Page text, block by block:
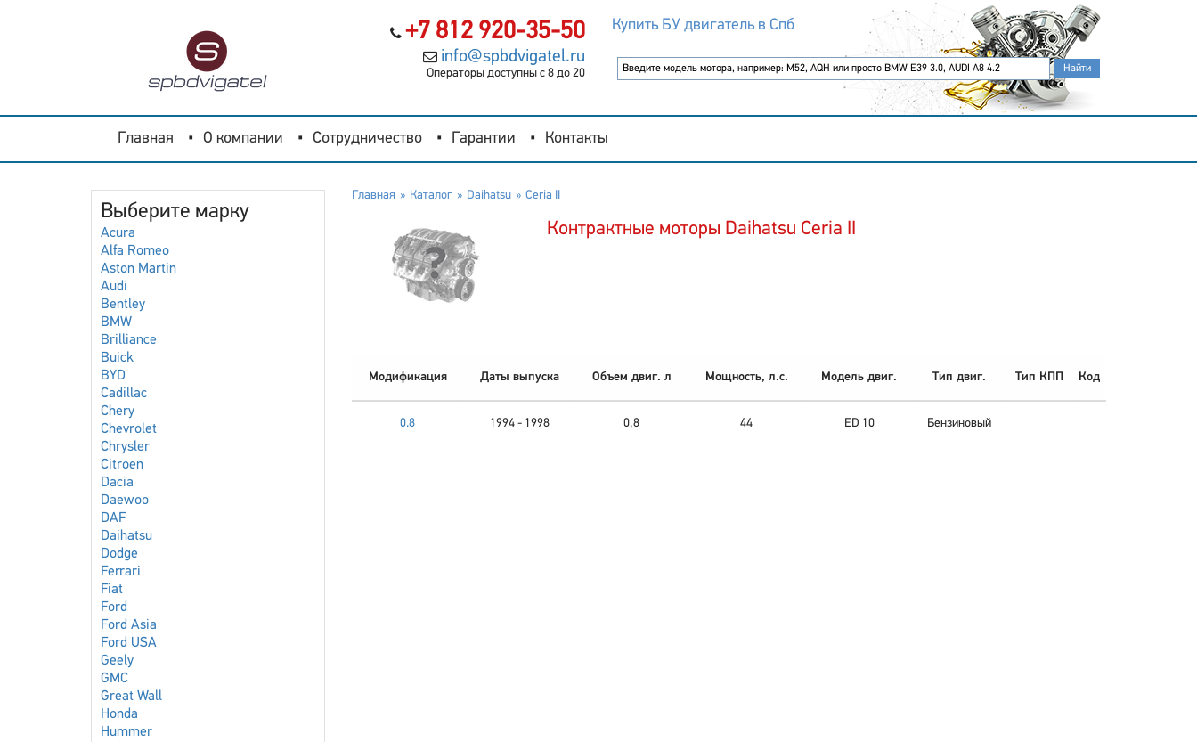
+7 812 920-35-50
info@spbdvigatel.ru
Операторы доступны с 8 до 20
Купить БУ двигатель в Спб
Главная О компании Сотрудничество Гарантии Контакты
Выберите марку
Acura
Alfa Romeo
Aston Martin
Audi
Bentley
BMW
Brilliance
Buick
BYD
Cadillac
Chery
Chevrolet
Chrysler
Citroen
Dacia
Daewoo
DAF
Daihatsu
Dodge
Ferrari
Fiat
Ford
Ford Asia
Ford USA
Geely
GMC
Great Wall
Honda
Hummer
Главная Каталог Daihatsu Ceria II
Контрактные моторы Daihatsu Ceria II
Модификация Даты выпуска Объем двиг. л Мощность, л.с. Модель двиг. Тип двиг. Тип КПП Код
0.8 1994 - 1998 0,8 44 ED 10 Бензиновый